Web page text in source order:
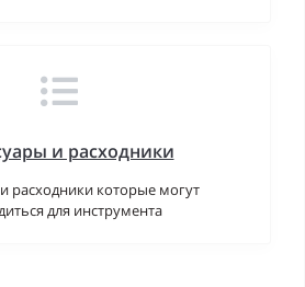
и расходники
расходники которые могут
для инструмента